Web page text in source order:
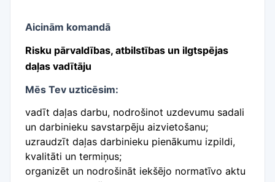
Aicinām komandā
Risku pārvaldības, atbilstības un ilgtspējas
daļas vadītāju
Mēs Tev uzticēsim:
vadīt daļas darbu, nodrošinot uzdevumu sadali
un darbinieku savstarpēju aizvietošanu;
uzraudzīt daļas darbinieku pienākumu izpildi,
kvalitāti un termiņus;
organizēt un nodrošināt iekšējo normatīvo aktu